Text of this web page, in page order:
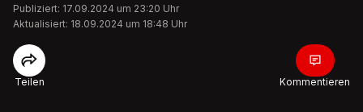
Publiziert: 17.09.2024 um 23:20 Uhr
Aktualisiert: 18.09.2024 um 18:48 Uhr
Teilen Kommentieren